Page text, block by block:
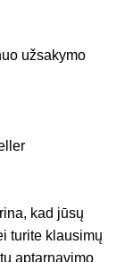
užsakymo
kad jūsų
turite klausimų
aptarnavimo